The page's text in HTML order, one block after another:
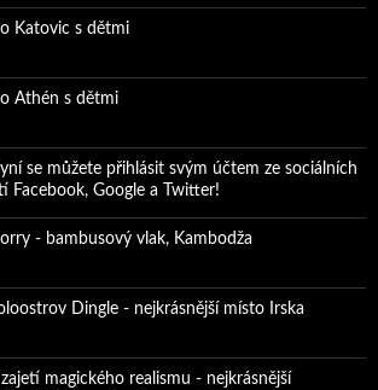
Katovic s dětmi
Athén s dětmi
se můžete přihlásit svým účtem ze sociálních
Facebook, Google a Twitter!
- bambusový vlak, Kambodža
Dingle - nejkrásnější místo Irska
magického realismu - nejkrásnější